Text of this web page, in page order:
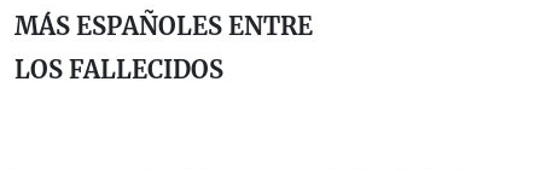
MÁS ESPAÑOLES ENTRE
LOS FALLECIDOS